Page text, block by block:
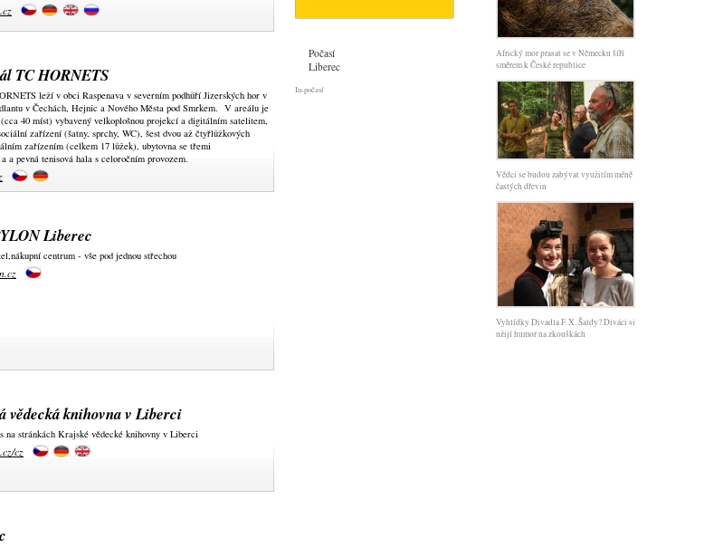
TC HORNETS
leží v obci Raspenava v severním podhůří Jizerských hor v
v Čechách, Hejnic a Nového Města pod Smrkem. V areálu je
40 míst) vybavený velkoplošnou projekcí a digitálním satelitem,
zařízení (šatny, sprchy, WC), šest dvou až čtyřlůžkových
zařízením (celkem 17 lůžek), ubytovna se třemi
a pevná tenisová hala s celoročním provozem.
Liberec
centrum - vše pod jednou střechou
vědecká knihovna v Liberci
na stránkách Krajské vědecké knihovny v Liberci
cz
Africký mor prasat se v Německu šíří
směrem k České republice
Vědci se budou zabývat využitím méně
častých dřevin
Vyhlídky Divadla F. X. Šaldy? Diváci si
užijí humor na zkouškách
Počasí
Liberec
In-počasí